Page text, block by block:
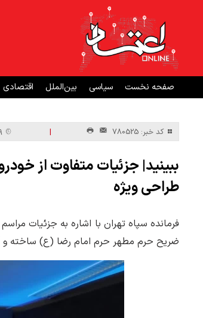
صفحه نخست سیاسی بین‌الملل اقتصادی
کد خبر: 780525 | ۱۴۰۵/۰۴/۰۹ ۲۱:۵۴:۵۸
ببینید| جزئیات متفاوت از
طراحی ویژه
فرمانده سپاه تهران با اشاره به جزئیات
ضریح حرم مطهر حرم امام رضا (ع) ساخته